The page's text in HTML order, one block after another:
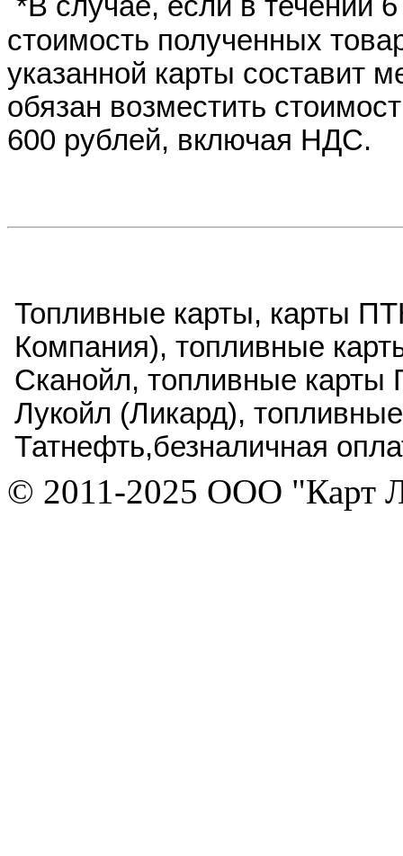
стоимость полученных
указанной карты составит
обязан возместить
600 рублей, включая НДС.
Топливные карты, карты
Компания), топливные
Сканойл, топливные карты
Лукойл (Ликард),
Татнефть,безналичная
© 2011-2025 ООО "Карт